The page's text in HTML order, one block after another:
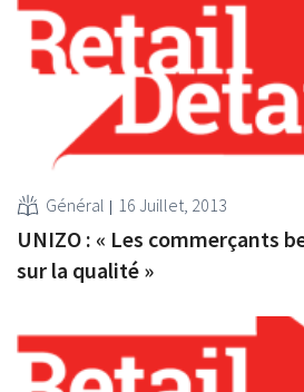
Général 16 Juillet, 2013
UNIZO : « Les commerçants
sur la qualité »